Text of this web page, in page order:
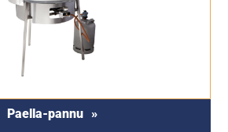
Paella-pannu